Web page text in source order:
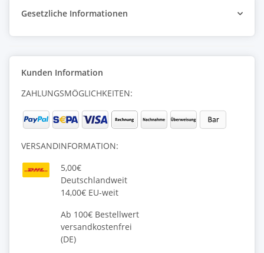
Gesetzliche Informationen
Kunden Information
ZAHLUNGSMÖGLICHKEITEN:
VERSANDINFORMATION:
5,00€
Deutschlandweit
14,00€ EU-weit
Ab 100€ Bestellwert
versandkostenfrei
(DE)